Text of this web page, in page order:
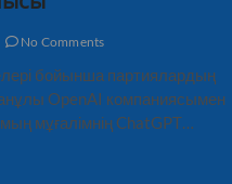
No Comments
бойынша партиялардың
OpenAI компаниясымен
мұғалімнің ChatGPT…